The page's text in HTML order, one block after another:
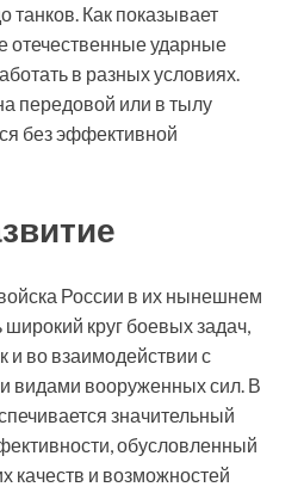
танков. Как показывает
отечественные ударные
в разных условиях.
передовой или в тылу
без эффективной
России в их нынешнем
круг боевых задач,
и во взаимодействии с
видами вооруженных сил. В
значительный
обусловленный
качеств и возможностей